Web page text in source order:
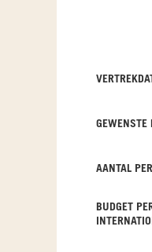
GEWENSTE
AANTAL
BUDGET